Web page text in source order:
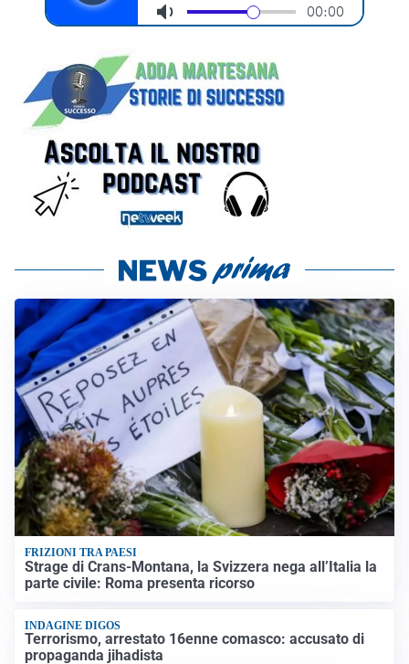
FRIZIONI TRA PAESI
Strage di Crans-Montana, la Svizzera nega all’Italia la
parte civile: Roma presenta ricorso
INDAGINE DIGOS
Terrorismo, arrestato 16enne comasco: accusato di
propaganda jihadista